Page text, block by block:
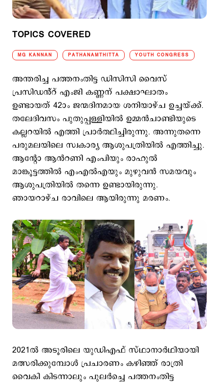
TOPICS COVERED
MG KANNAN PATHANAMTHITTA YOUTH CONGRESS
അന്തരിച്ച പത്തനംതിട്ട ഡിസിസി വൈസ്
പ്രസിഡൻ്റ് എംജി കണ്ണന് പക്ഷാഘാതം
ഉണ്ടായത് 42ാം ജന്മദിനമായ ശനിയാഴ്ച ഉച്ചയ്ക്ക്.
തലേദിവസം പുതുപ്പള്ളിയിൽ ഉമ്മൻചാണ്ടിയുടെ
കല്ലറയിൽ എത്തി പ്രാർത്ഥിച്ചിരുന്നു. അന്നുതന്നെ
പരുമലയിലെ സ്വകാര്യ ആശുപത്രിയിൽ എത്തിച്ചു.
ആന്റോ ആൻറണി എംപിയും രാഹുൽ
മാങ്കൂട്ടത്തിൽ എംഎൽഎയും മുഴുവൻ സമയവും
ആശുപത്രിയിൽ തന്നെ ഉണ്ടായിരുന്നു.
ഞായറാഴ്ച രാവിലെ ആയിരുന്നു മരണം.
2021ൽ അടൂരിലെ യുഡിഎഫ് സ്ഥാനാർഥിയായി
മത്സരിക്കുമ്പോൾ പ്രചാരണം കഴിഞ്ഞ് രാത്രി
വൈകി കിടന്നാലും പുലർച്ചെ പത്തനംതിട്ട